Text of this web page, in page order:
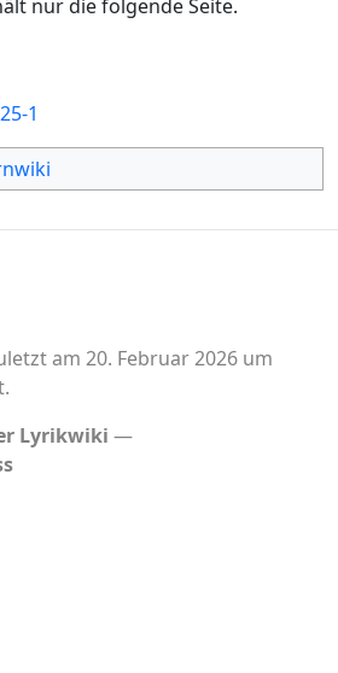
nur die folgende Seite.
1
am 20. Februar 2026 um
Lyrikwiki